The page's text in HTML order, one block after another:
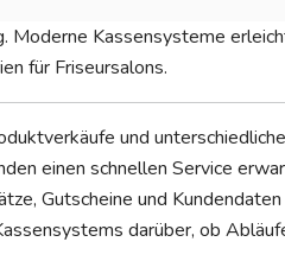
Moderne Kassensysteme
für Friseursalons.
und
einen schnellen Service
Gutscheine und
darüber, ob